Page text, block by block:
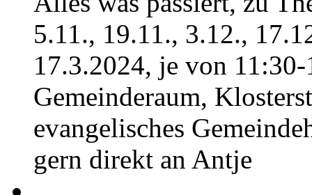
5.11., 19.11., 3.12.,
17.3.2024, je von
Gemeinderaum,
evangelisches
gern direkt an Antje